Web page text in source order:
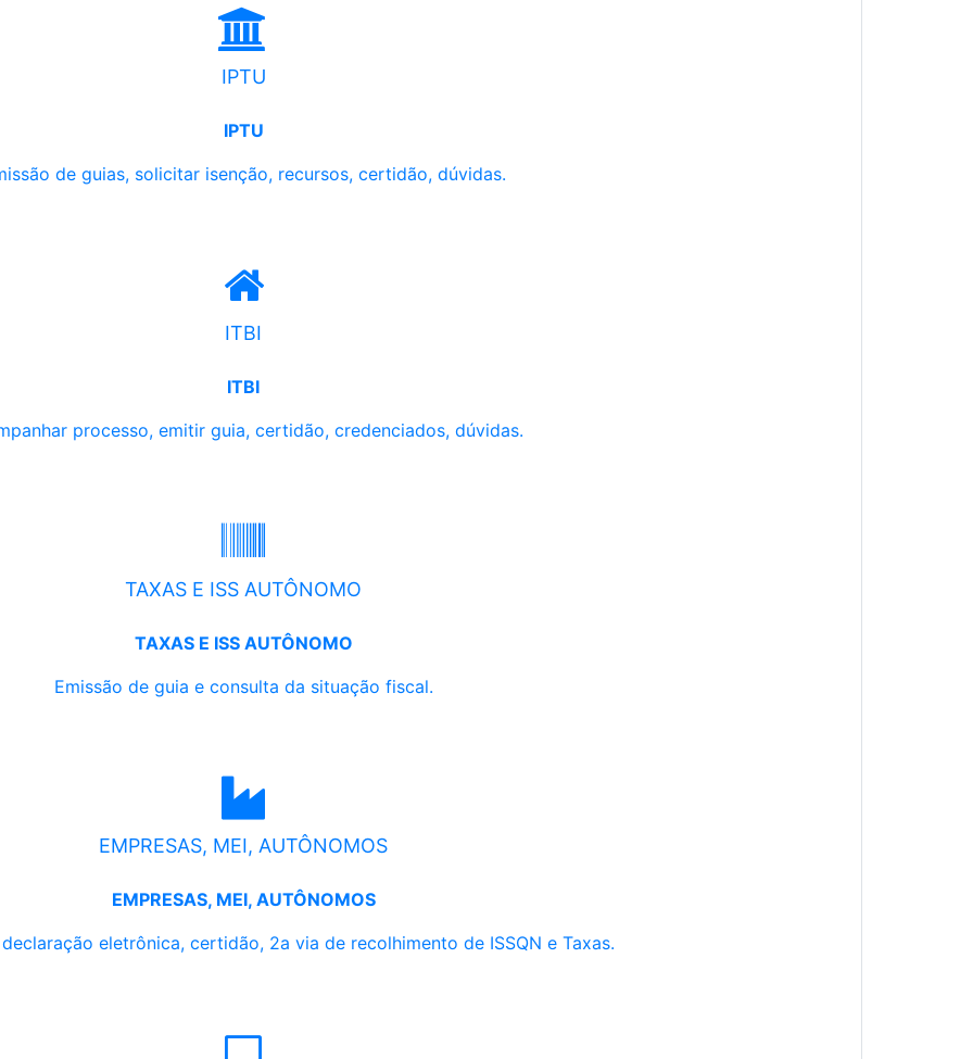
IPTU
IPTU
de guias, solicitar isenção, recursos, certidão, dúvidas.
ITBI
ITBI
processo, emitir guia, certidão, credenciados, dúvidas.
TAXAS E ISS AUTÔNOMO
TAXAS E ISS AUTÔNOMO
Emissão de guia e consulta da situação fiscal.
EMPRESAS, MEI, AUTÔNOMOS
EMPRESAS, MEI, AUTÔNOMOS
eletrônica, certidão, 2a via de recolhimento de ISSQN e Taxas.